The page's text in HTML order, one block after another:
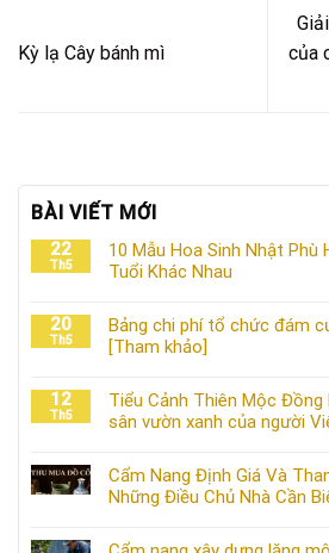
Kỳ lạ Cây bánh mì
của
BÀI VIẾT MỚI
22
Th5
10 Mẫu Hoa Sinh Nhật Phù
Tuổi Khác Nhau
20
Th5
Bảng chi phí tổ chức đám
[Tham khảo]
12
Th5
Tiểu Cảnh Thiên Mộc Đồng
sân vườn xanh của người
Cẩm Nang Định Giá Và
Những Điều Chủ Nhà Cần